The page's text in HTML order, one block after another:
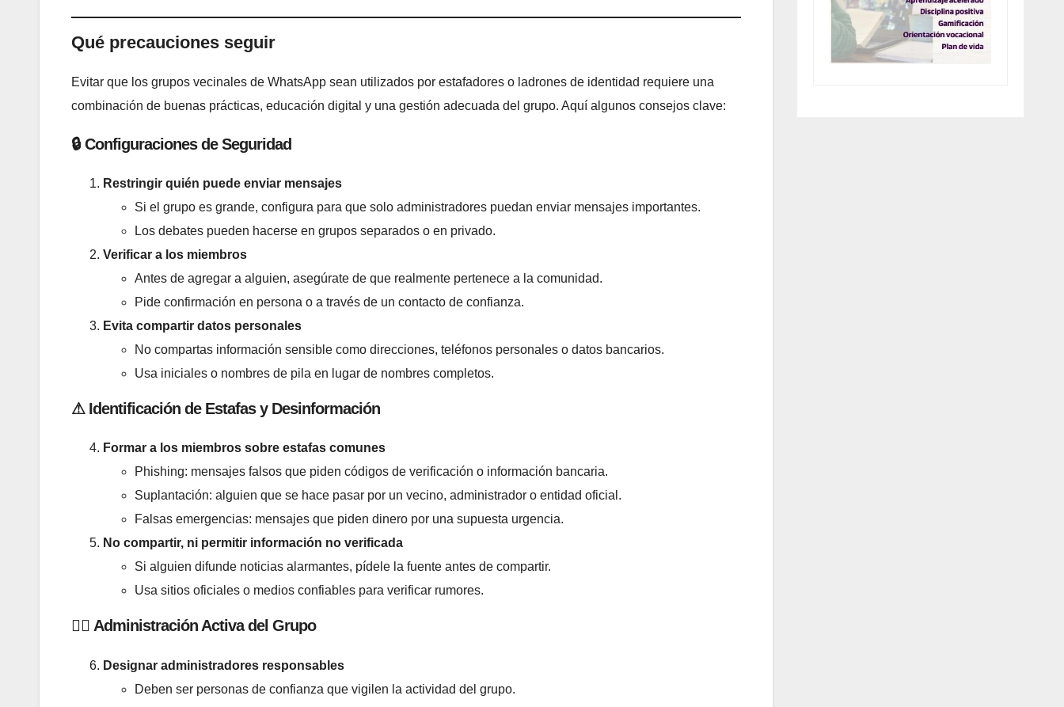
Qué precauciones seguir
Evitar que los grupos vecinales de WhatsApp sean utilizados por estafadores o ladrones de identidad requiere una
combinación de buenas prácticas, educación digital y una gestión adecuada del grupo. Aquí algunos consejos clave:
🔒Configuraciones de Seguridad
Restringir quién puede enviar mensajes
Si el grupo es grande, configura para que solo administradores puedan enviar mensajes importantes.
Los debates pueden hacerse en grupos separados o en privado.
Verificar a los miembros
Antes de agregar a alguien, asegúrate de que realmente pertenece a la comunidad.
Pide confirmación en persona o a través de un contacto de confianza.
Evita compartir datos personales
No compartas información sensible como direcciones, teléfonos personales o datos bancarios.
Usa iniciales o nombres de pila en lugar de nombres completos.
⚠ Identificación de Estafas y Desinformación
Formar a los miembros sobre estafas comunes
Phishing: mensajes falsos que piden códigos de verificación o información bancaria.
Suplantación: alguien que se hace pasar por un vecino, administrador o entidad oficial.
Falsas emergencias: mensajes que piden dinero por una supuesta urgencia.
No compartir, ni permitir información no verificada
Si alguien difunde noticias alarmantes, pídele la fuente antes de compartir.
Usa sitios oficiales o medios confiables para verificar rumores.
👮‍♂️ Administración Activa del Grupo
Designar administradores responsables
Deben ser personas de confianza que vigilen la actividad del grupo.